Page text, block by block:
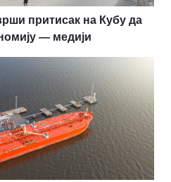
притисак на Кубу да
— медији